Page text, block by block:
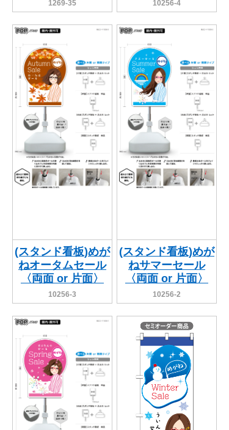
1269-35 10256-4
(スタンド看板)めが
ねオータムセール
〈両面 or 片面〉
10256-3
(スタンド看板)めが
ねサマーセール
〈両面 or 片面〉
10256-2